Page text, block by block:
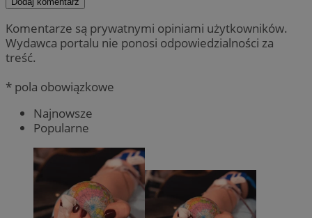
Komentarze są prywatnymi opiniami użytkowników.
Wydawca portalu nie ponosi odpowiedzialności za
treść.
* pola obowiązkowe
Najnowsze
Popularne